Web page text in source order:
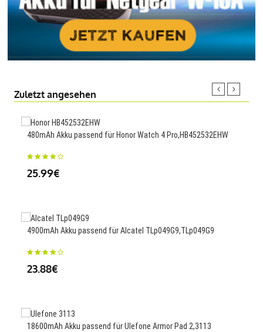
Zuletzt angesehen
480mAh Akku passend für Honor Watch 4 Pro,HB452532EHW
25.99€
4900mAh Akku passend für Alcatel TLp049G9,TLp049G9
23.88€
18600mAh Akku passend für Ulefone Armor Pad 2,3113